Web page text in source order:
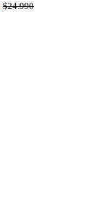
ORIGINAL PRICE:
$24.990